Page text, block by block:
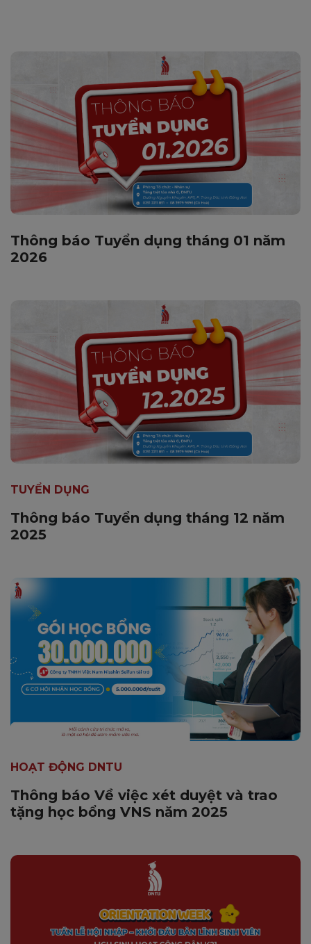
Thông báo Tuyển dụng tháng 01 năm
2026
TUYỂN DỤNG
Thông báo Tuyển dụng tháng 12 năm
2025
HOẠT ĐỘNG DNTU
Thông báo Về việc xét duyệt và trao
tặng học bổng VNS năm 2025